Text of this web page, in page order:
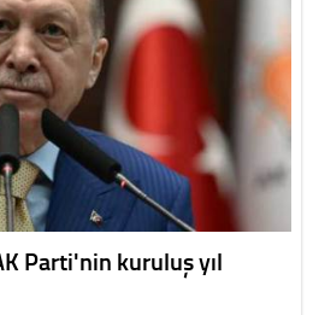
Parti'nin kuruluş yıl